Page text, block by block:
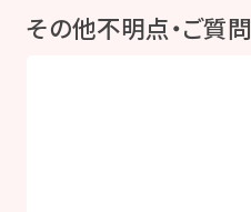
その他不明点・ご質問